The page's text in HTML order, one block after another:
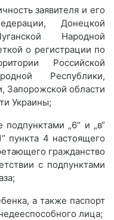
заявителя и его
Донецкой
Народной
о регистрации по
Российской
Республики,
Запорожской области
Украины;
„6“ и „в“
пункта 4 настоящего
гражданство
с подпунктами
а также паспорт
лица;